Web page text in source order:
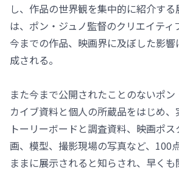
し、作品の世界観を集中的に紹介す
は、ポン・ジュノ監督のクリエイティ
今までの作品、映画界に及ぼした影
成される。
また今まで公開されたことのないポン
カイブ資料と個人の所蔵品をはじめ
トーリーボードと調査資料、映画ポ
画、模型、撮影現場の写真など、100
ままに展示されると知らされ、早くも